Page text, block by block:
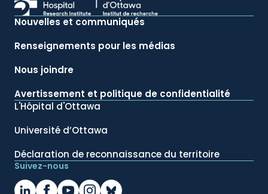
Nouvelles et communiqués
Renseignements pour les médias
Nous joindre
Avertissement et politique de confidentialité
L'Hôpital d'Ottawa
Université d’Ottawa
Déclaration de reconnaissance du territoire
Suivez-nous